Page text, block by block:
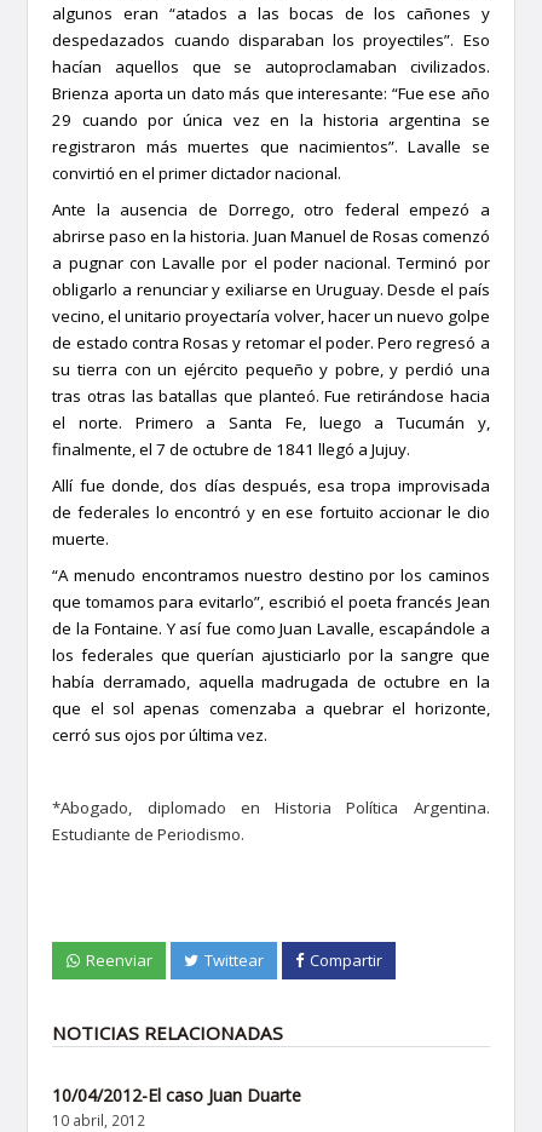
algunos eran “atados a las bocas de los cañones y
despedazados cuando disparaban los proyectiles”. Eso
hacían aquellos que se autoproclamaban civilizados.
Brienza aporta un dato más que interesante: “Fue ese año
29 cuando por única vez en la historia argentina se
registraron más muertes que nacimientos”. Lavalle se
convirtió en el primer dictador nacional.
Ante la ausencia de Dorrego, otro federal empezó a
abrirse paso en la historia. Juan Manuel de Rosas comenzó
a pugnar con Lavalle por el poder nacional. Terminó por
obligarlo a renunciar y exiliarse en Uruguay. Desde el país
vecino, el unitario proyectaría volver, hacer un nuevo golpe
de estado contra Rosas y retomar el poder. Pero regresó a
su tierra con un ejército pequeño y pobre, y perdió una
tras otras las batallas que planteó. Fue retirándose hacia
el norte. Primero a Santa Fe, luego a Tucumán y,
finalmente, el 7 de octubre de 1841 llegó a Jujuy.
Allí fue donde, dos días después, esa tropa improvisada
de federales lo encontró y en ese fortuito accionar le dio
muerte.
“A menudo encontramos nuestro destino por los caminos
que tomamos para evitarlo”, escribió el poeta francés Jean
de la Fontaine. Y así fue como Juan Lavalle, escapándole a
los federales que querían ajusticiarlo por la sangre que
había derramado, aquella madrugada de octubre en la
que el sol apenas comenzaba a quebrar el horizonte,
cerró sus ojos por última vez.
*Abogado, diplomado en Historia Política Argentina.
Estudiante de Periodismo.
Reenviar Twittear Compartir
NOTICIAS RELACIONADAS
10/04/2012-El caso Juan Duarte
10 abril, 2012